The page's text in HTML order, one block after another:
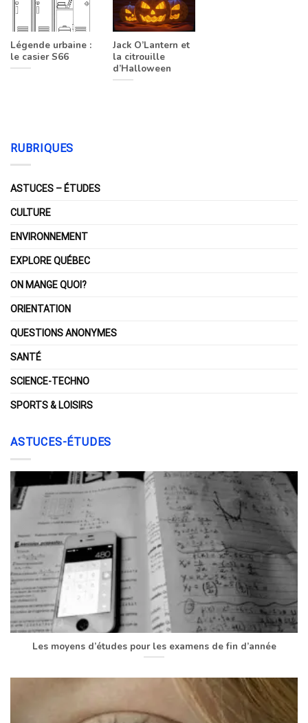
Légende urbaine :
le casier S66
Jack O’Lantern et
la citrouille
d’Halloween
RUBRIQUES
ASTUCES – ÉTUDES
CULTURE
ENVIRONNEMENT
EXPLORE QUÉBEC
ON MANGE QUOI?
ORIENTATION
QUESTIONS ANONYMES
SANTÉ
SCIENCE-TECHNO
SPORTS & LOISIRS
ASTUCES-ÉTUDES
Les moyens d’études pour les examens de fin d’année